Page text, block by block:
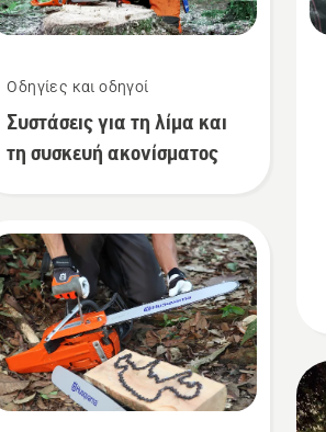
Οδηγίες και οδηγοί
Συστάσεις για τη λίμα και
τη συσκευή ακονίσματος